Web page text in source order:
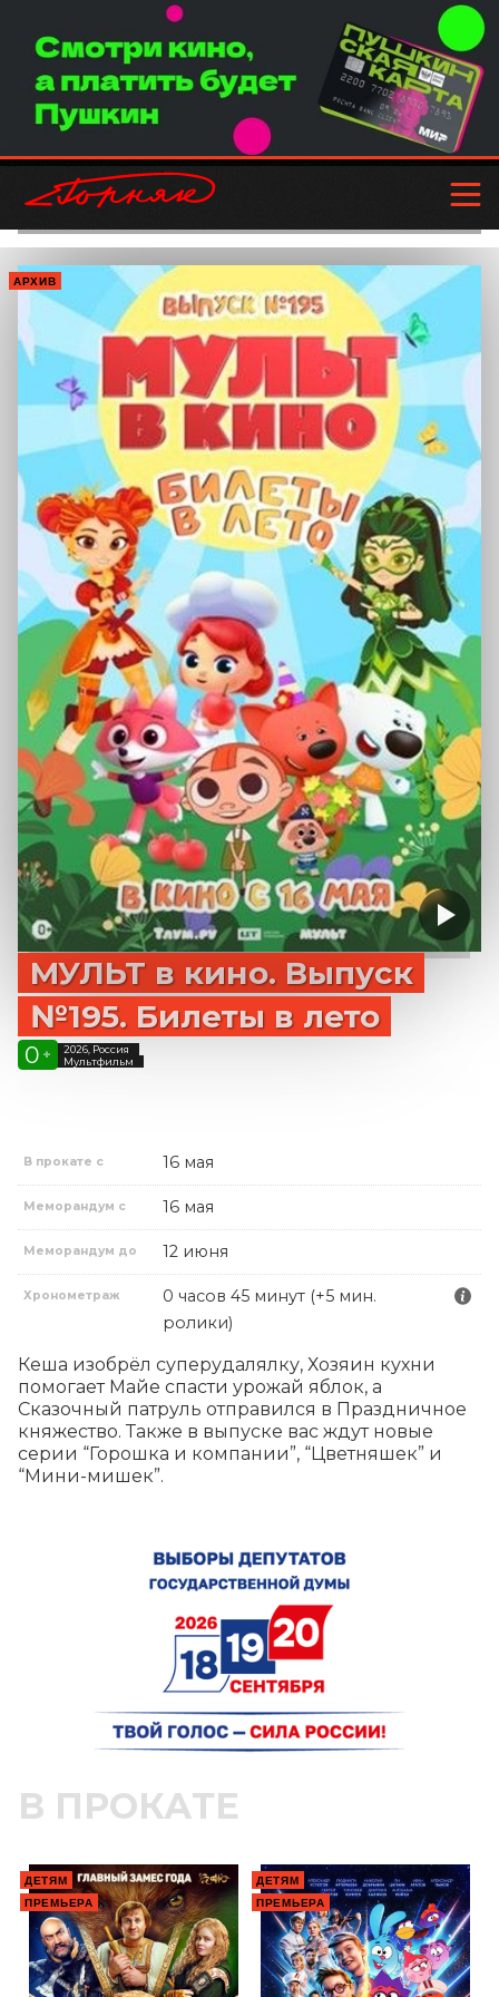
АРХИВ
МУЛЬТ в кино. Выпуск
№195. Билеты в лето
0 +
2026, Россия
Мультфильм
В прокате с 16 мая
Меморандум с 16 мая
Меморандум до 12 июня
Хронометраж
0 часов 45 минут (+5 мин.
ролики)
Кеша изобрёл суперудалялку, Хозяин кухни
помогает Майе спасти урожай яблок, а
Сказочный патруль отправился в Праздничное
княжество. Также в выпуске вас ждут новые
серии “Горошка и компании”, “Цветняшек” и
“Мини-мишек”.
В ПРОКАТЕ
ДЕТЯМ
ПРЕМЬЕРА
ДЕТЯМ
ПРЕМЬЕРА